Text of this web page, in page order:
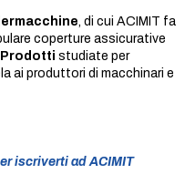
, di cui ACIMIT fa
coperture assicurative
Prodotti studiate per
ai produttori di macchinari e
iscriverti ad ACIMIT